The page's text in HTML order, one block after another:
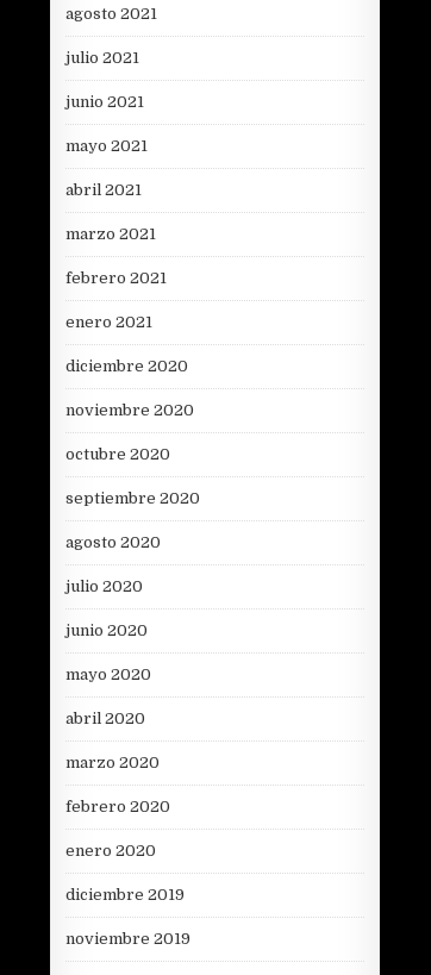
agosto 2021
julio 2021
junio 2021
mayo 2021
abril 2021
marzo 2021
febrero 2021
enero 2021
diciembre 2020
noviembre 2020
octubre 2020
septiembre 2020
agosto 2020
julio 2020
junio 2020
mayo 2020
abril 2020
marzo 2020
febrero 2020
enero 2020
diciembre 2019
noviembre 2019